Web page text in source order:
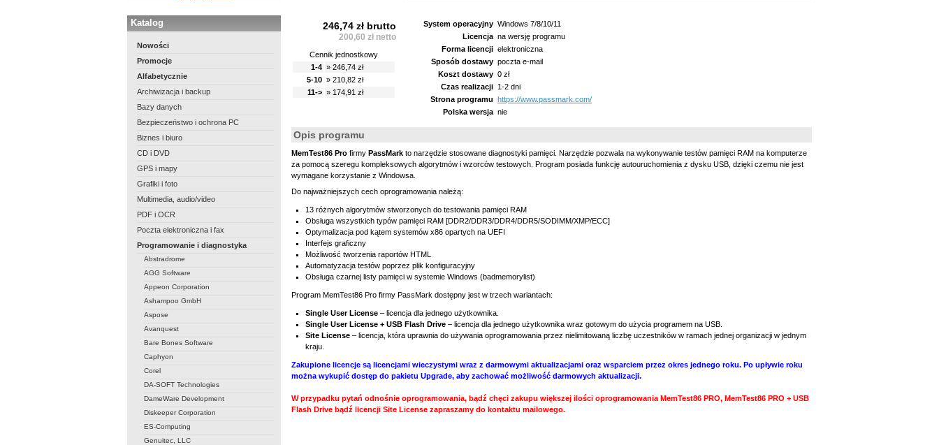
Katalog
Nowości
Promocje
Alfabetycznie
Archiwizacja i backup
Bazy danych
Bezpieczeństwo i ochrona PC
Biznes i biuro
CD i DVD
GPS i mapy
Grafiki i foto
Multimedia, audio/video
PDF i OCR
Poczta elektroniczna i fax
Programowanie i diagnostyka
Abstradrome
AGG Software
Appeon Corporation
Ashampoo GmbH
Aspose
Avanquest
Bare Bones Software
Caphyon
Corel
DA-SOFT Technologies
DameWare Development
Diskeeper Corporation
ES-Computing
Genuitec, LLC
246,74 zł brutto
200,60 zł netto
Cennik jednostkowy
1-4 » 246,74 zł
5-10 » 210,82 zł
11-> » 174,91 zł
System operacyjny Windows 7/8/10/11
Licencja na wersję programu
Forma licencji elektroniczna
Sposób dostawy poczta e-mail
Koszt dostawy 0 zł
Czas realizacji 1-2 dni
Strona programu https://www.passmark.com/
Polska wersja nie
Opis programu
MemTest86 Pro firmy PassMark to narzędzie stosowane diagnostyki pamięci. Narzędzie pozwala na wykonywanie testów pamięci RAM na komputerze
za pomocą szeregu kompleksowych algorytmów i wzorców testowych. Program posiada funkcję autouruchomienia z dysku USB, dzięki czemu nie jest
wymagane korzystanie z Windowsa.
Do najważniejszych cech oprogramowania należą:
13 różnych algorytmów stworzonych do testowania pamięci RAM
Obsługa wszystkich typów pamięci RAM [DDR2/DDR3/DDR4/DDR5/SODIMM/XMP/ECC]
Optymalizacja pod kątem systemów x86 opartych na UEFI
Interfejs graficzny
Możliwość tworzenia raportów HTML
Automatyzacja testów poprzez plik konfiguracyjny
Obsługa czarnej listy pamięci w systemie Windows (badmemorylist)
Program MemTest86 Pro firmy PassMark dostępny jest w trzech wariantach:
Single User License – licencja dla jednego użytkownika.
Single User License + USB Flash Drive – licencja dla jednego użytkownika wraz gotowym do użycia programem na USB.
Site License – licencja, która uprawnia do używania oprogramowania przez nielimitowaną liczbę uczestników w ramach jednej organizacji w jednym
kraju.
Zakupione licencje są licencjami wieczystymi wraz z darmowymi aktualizacjami oraz wsparciem przez okres jednego roku. Po upływie roku
można wykupić dostęp do pakietu Upgrade, aby zachować możliwość darmowych aktualizacji.
W przypadku pytań odnośnie oprogramowania, bądź chęci zakupu większej ilości oprogramowania MemTest86 PRO, MemTest86 PRO + USB
Flash Drive bądź licencji Site License zapraszamy do kontaktu mailowego.